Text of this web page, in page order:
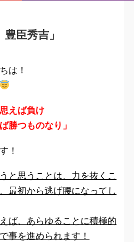
臣秀吉」
は！
えば負け
勝つものなり」
！
と思うことは、力を抜くこ
最初から逃げ腰になってし
ば、あらゆることに積極的
事を進められます！